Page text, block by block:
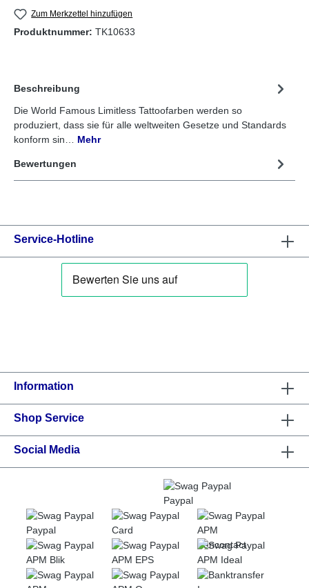
Zum Merkzettel hinzufügen
Produktnummer: TK10633
Beschreibung
Die World Famous Limitless Tattoofarben werden so
produziert, dass sie für alle weltweiten Gesetze und Standards
konform sin… Mehr
Bewertungen
Service-Hotline
Information
Shop Service
Social Media